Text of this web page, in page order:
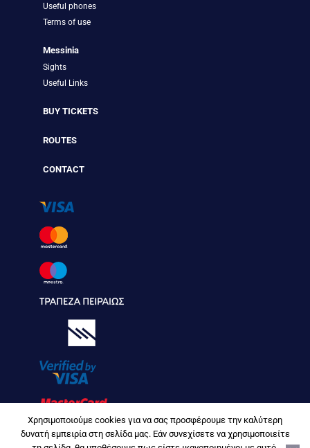
Useful phones
Terms of use
Messinia
Sights
Useful Links
BUY TICKETS
ROUTES
CONTACT
Χρησιμοποιούμε cookies για να σας προσφέρουμε την καλύτερη
δυνατή εμπειρία στη σελίδα μας. Εάν συνεχίσετε να χρησιμοποιείτε